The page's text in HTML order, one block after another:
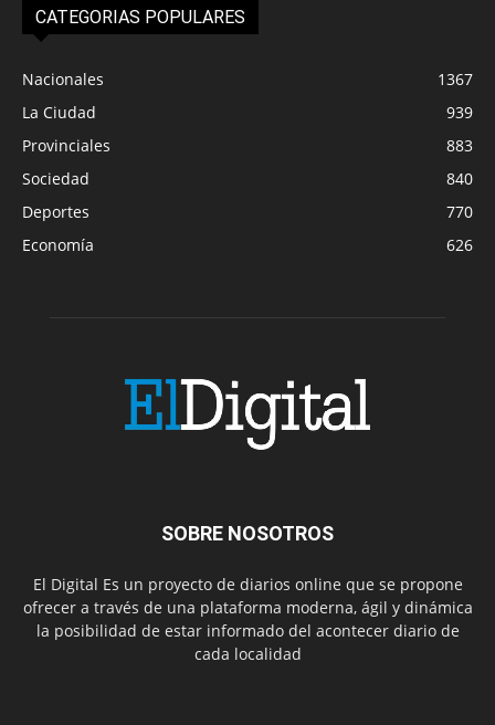
CATEGORIAS POPULARES
Nacionales
1367
La Ciudad
939
Provinciales
883
Sociedad
840
Deportes
770
Economía
626
SOBRE NOSOTROS
El Digital Es un proyecto de diarios online que se propone
ofrecer a través de una plataforma moderna, ágil y dinámica
la posibilidad de estar informado del acontecer diario de
cada localidad